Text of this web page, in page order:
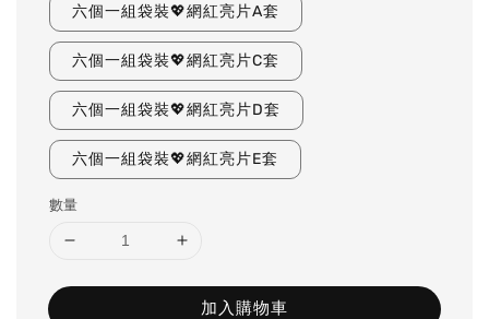
六個一組袋裝💖網紅亮片A套
六個一組袋裝💖網紅亮片C套
六個一組袋裝💖網紅亮片D套
六個一組袋裝💖網紅亮片E套
數量
加入購物車